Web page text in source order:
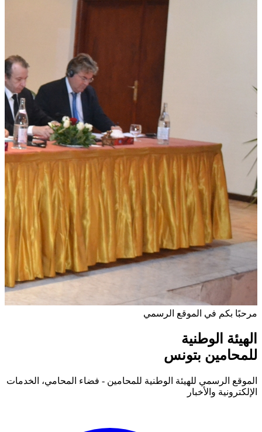
مرحبًا بكم في الموقع الرسمي
الهيئة الوطنية
للمحامين بتونس
الموقع الرسمي للهيئة الوطنية للمحامين - فضاء المحامي، الخدمات
الإلكترونية والأخبار